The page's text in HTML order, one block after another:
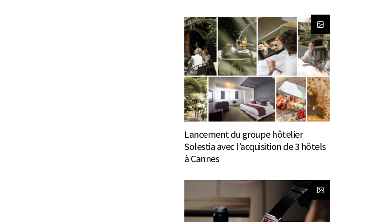
Lancement du groupe hôtelier
Solestia avec l’acquisition de 3 hôtels
à Cannes